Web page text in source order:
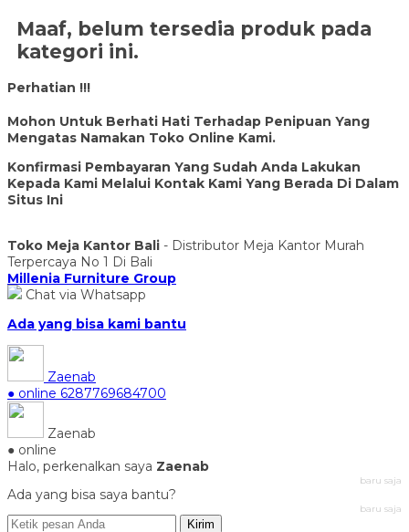
Maaf, belum tersedia produk pada
kategori ini.
Perhatian !!!
Mohon Untuk Berhati Hati Terhadap Penipuan Yang
Mengatas Namakan Toko Online Kami.
Konfirmasi Pembayaran Yang Sudah Anda Lakukan
Kepada Kami Melalui Kontak Kami Yang Berada Di Dalam
Situs Ini
Toko Meja Kantor Bali - Distributor Meja Kantor Murah
Terpercaya No 1 Di Bali
Millenia Furniture Group
Chat via Whatsapp
Ada yang bisa kami bantu
Zaenab
● online 6287769684700
Zaenab
● online
Halo, perkenalkan saya Zaenab
baru saja
Ada yang bisa saya bantu?
baru saja
Kirim